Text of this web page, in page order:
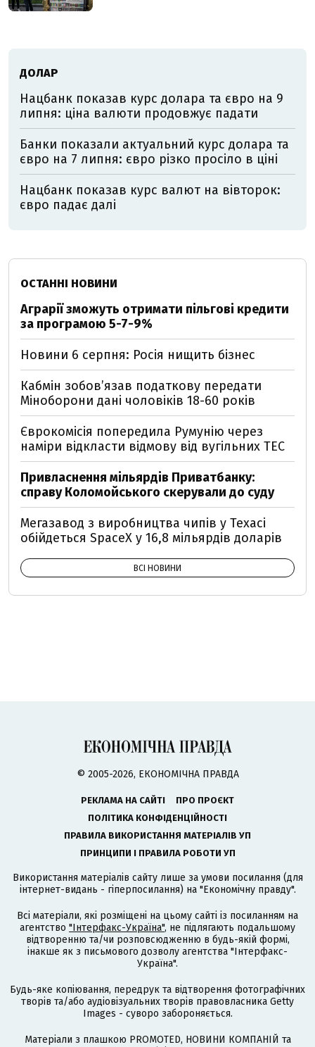
ДОЛАР
Нацбанк показав курс долара та євро на 9
липня: ціна валюти продовжує падати
Банки показали актуальний курс долара та
євро на 7 липня: євро різко просіло в ціні
Нацбанк показав курс валют на вівторок:
євро падає далі
ОСТАННІ НОВИНИ
Аграрії зможуть отримати пільгові кредити
за програмою 5-7-9%
Новини 6 серпня: Росія нищить бізнес
Кабмін зобовʼязав податкову передати
Міноборони дані чоловіків 18-60 років
Єврокомісія попередила Румунію через
наміри відкласти відмову від вугільних ТЕС
Привласнення мільярдів Приватбанку:
справу Коломойського скерували до суду
Мегазавод з виробництва чипів у Техасі
обійдеться SpaceX у 16,8 мільярдів доларів
ВСІ НОВИНИ
© 2005-2026, ЕКОНОМІЧНА ПРАВДА
РЕКЛАМА НА САЙТІ
ПРО ПРОЄКТ
ПОЛІТИКА КОНФІДЕНЦІЙНОСТІ
ПРАВИЛА ВИКОРИСТАННЯ МАТЕРІАЛІВ УП
ПРИНЦИПИ І ПРАВИЛА РОБОТИ УП
Використання матеріалів сайту лише за умови посилання (для
інтернет-видань - гіперпосилання) на "Економічну правду".
Всі матеріали, які розміщені на цьому сайті із посиланням на
агентство "Інтерфакс-Україна", не підлягають подальшому
відтворенню та/чи розповсюдженню в будь-якій формі,
інакше як з письмового дозволу агентства "Інтерфакс-
Україна".
Будь-яке копіювання, передрук та відтворення фотографічних
творів та/або аудіовізуальних творів правовласника Getty
Images - суворо забороняється.
Матеріали з плашкою PROMOTED, НОВИНИ КОМПАНІЙ та